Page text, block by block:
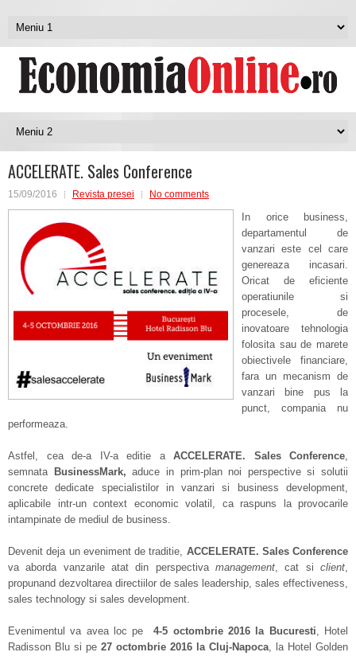
ACCELERATE. Sales Conference
15/09/2016 Revista presei No comments
In orice business,
departamentul de
vanzari este cel care
genereaza incasari.
Oricat de eficiente
operatiunile si
procesele, de
inovatoare tehnologia
folosita sau de marete
obiectivele financiare,
fara un mecanism de
vanzari bine pus la
punct, compania nu
performeaza.
Astfel, cea de-a IV-a editie a ACCELERATE. Sales Conference,
semnata BusinessMark, aduce in prim-plan noi perspective si solutii
concrete dedicate specialistilor in vanzari si business development,
aplicabile intr-un context economic volatil, ca raspuns la provocarile
intampinate de mediul de business.
Devenit deja un eveniment de traditie, ACCELERATE. Sales Conference
va aborda vanzarile atat din perspectiva management, cat si client,
propunand dezvoltarea directiilor de sales leadership, sales effectiveness,
sales technology si sales development.
Evenimentul va avea loc pe4-5 octombrie 2016 la Bucuresti, Hotel
Radisson Blu si pe 27 octombrie 2016 la Cluj-Napoca, la Hotel Golden